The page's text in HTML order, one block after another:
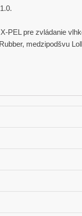
PEL pre zvládanie
medzipodšvu